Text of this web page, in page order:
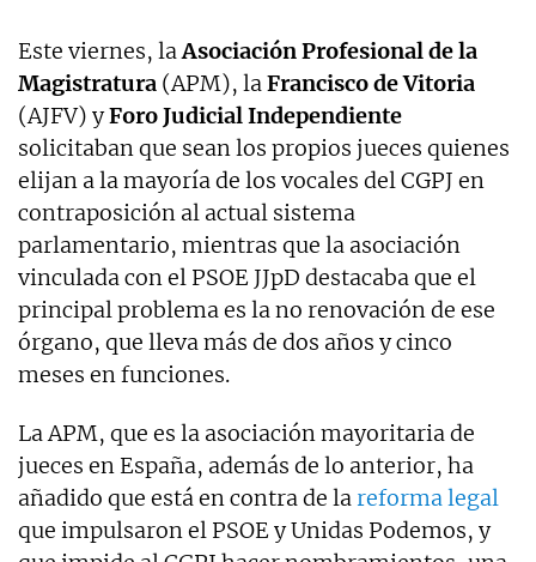
Este viernes, laAsociación Profesional de la
Magistratura (APM), laFrancisco de Vitoria
(AJFV) yForo Judicial Independiente
solicitaban que sean los propios jueces quienes
elijan a la mayoría de los vocales del CGPJ en
contraposición al actual sistema
parlamentario, mientras que la asociación
vinculada con el PSOE JJpD destacaba que el
principal problema es la no renovación de ese
órgano, que lleva más de dos años y cinco
meses en funciones.
La APM, que es la asociación mayoritaria de
jueces en España, además de lo anterior, ha
añadido que está en contra de lareforma legal
que impulsaron el PSOE y Unidas Podemos, y